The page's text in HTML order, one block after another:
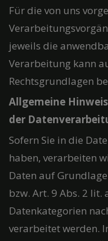
Für die von uns
jeweils die
Verarbeitung kann
Rechtsgrundlagen
Allgemeine
der
Sofern Sie in die
haben, verarbeiten
Daten auf Grundlage
bzw. Art. 9 Abs. 2 lit.
Datenkategorien
verarbeitet werden.